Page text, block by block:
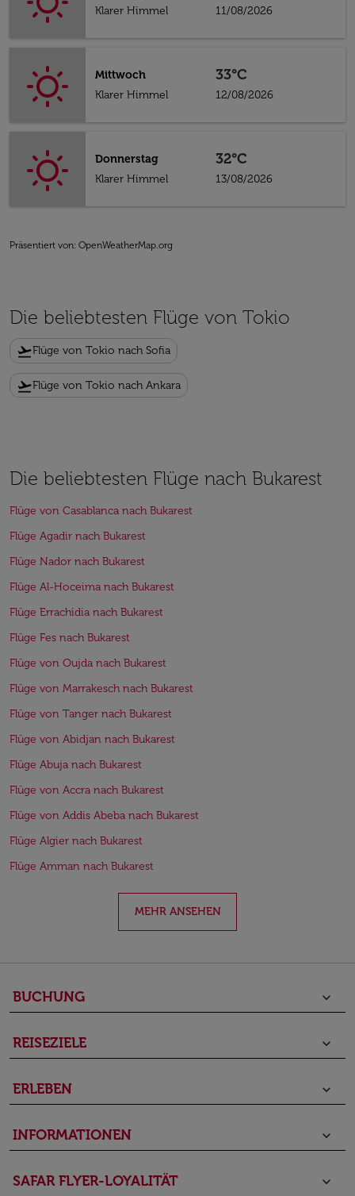
Klarer Himmel
11/08/2026
Mittwoch
Klarer Himmel
33°C
12/08/2026
Donnerstag
Klarer Himmel
32°C
13/08/2026
Präsentiert von: OpenWeatherMap.org
Die beliebtesten Flüge von Tokio
flight_takeoffFlüge von Tokio nach Sofia
flight_takeoffFlüge von Tokio nach Ankara
Die beliebtesten Flüge nach Bukarest
Flüge von Casablanca nach Bukarest
Flüge Agadir nach Bukarest
Flüge Nador nach Bukarest
Flüge Al-Hoceima nach Bukarest
Flüge Errachidia nach Bukarest
Flüge Fes nach Bukarest
Flüge von Oujda nach Bukarest
Flüge von Marrakesch nach Bukarest
Flüge von Tanger nach Bukarest
Flüge von Abidjan nach Bukarest
Flüge Abuja nach Bukarest
Flüge von Accra nach Bukarest
Flüge von Addis Abeba nach Bukarest
Flüge Algier nach Bukarest
Flüge Amman nach Bukarest
MEHR ANSEHEN
BUCHUNG keyboard_arrow_down
REISEZIELE keyboard_arrow_down
ERLEBEN keyboard_arrow_down
INFORMATIONEN keyboard_arrow_down
SAFAR FLYER-LOYALITÄT keyboard_arrow_down